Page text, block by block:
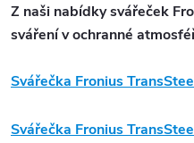
Z naši nabídky svářeček
sváření v ochranné
Svářečka Fronius
Svářečka Fronius